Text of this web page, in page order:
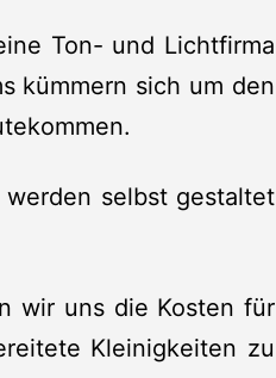
Ton- und Lichtfirma
kümmern sich um den
selbst gestaltet
wir uns die Kosten für
Kleinigkeiten zu